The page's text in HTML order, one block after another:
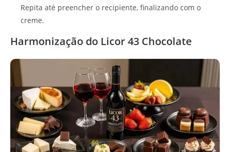
Repita até preencher o recipiente, finalizando com o
creme.
Harmonização do Licor 43 Chocolate